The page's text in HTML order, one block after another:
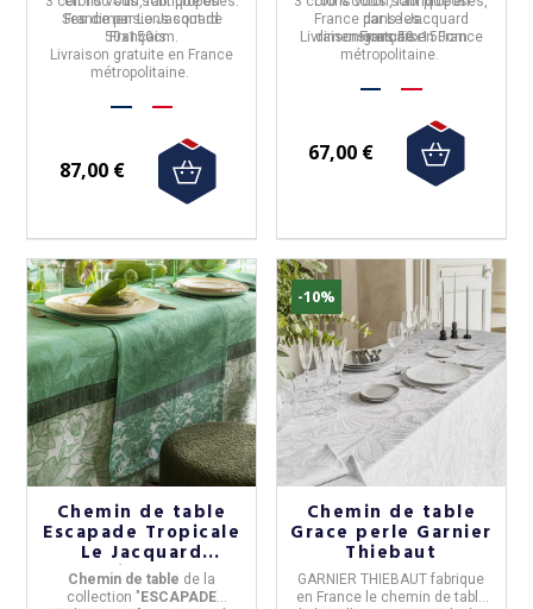
FranceparLe Jacquard
Français.
Ses dimensions sont de
50x150cm.
Livraison gratuite en France
métropolitaine.
87,00 €
France parLe Jacquard
Français.
dans les
dimensions50x150cm
Livraison gratuite en France
métropolitaine.
67,00 €
Chemin de table
Escapade Tropicale
Le Jacquard
Français en coton
et lin - 3 coloris 2
Chemin de table de la
collection " ESCAPADE
-10%
Chemin de table
Grace perle Garnier
Thiebaut
GARNIER THIEBAUT fabrique
en Francele chemin de table